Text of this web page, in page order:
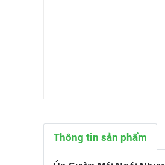
Thông tin sản phẩm